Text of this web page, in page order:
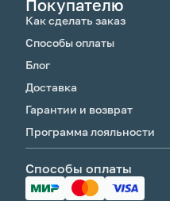
Покупателю
Как сделать заказ
Способы оплаты
Блог
Доставка
Гарантии и возврат
Программа лояльности
Способы оплаты